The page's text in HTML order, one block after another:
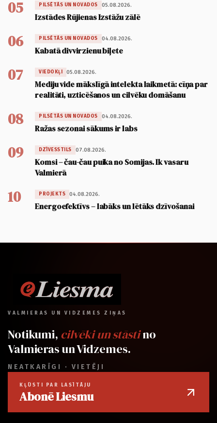
05 PILSĒTĀS UN NOVADOS 05.08.2026.
Izstādes Rūjienas Izstāžu zālē
06 PILSĒTĀS UN NOVADOS 04.08.2026.
Kabatā divvirzienu biļete
07 VIEDOKĻI 05.08.2026.
Mediju vide mākslīgā intelekta laikmetā: cīņa par
realitāti, uzticēšanos un cilvēku domāšanu
08 PILSĒTĀS UN NOVADOS 04.08.2026.
Ražas sezonai sākums ir labs
09 DZĪVESSTILS 07.08.2026.
Komsi – čau-čau puika no Somijas. Ik vasaru
Valmierā
10 PROJEKTS 04.08.2026.
Energoefektīvs – labāks un lētāks dzīvošanai
VALMIERAS UN VIDZEMES ZIŅAS
Notikumi, cilvēki un stāstino
Valmieras un Vidzemes.
NEATKARĪGI · VIETĒJI
KĻŪSTI PAR LASĪTĀJU
Abonē Liesmu